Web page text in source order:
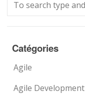
Catégories
Agile
Agile Development